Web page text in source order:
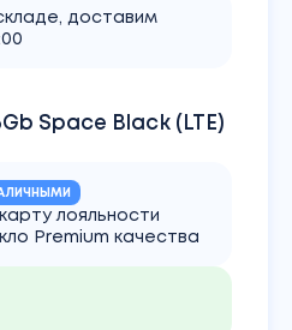
Space Black (LTE)
доставим
лояльности
Premium качества